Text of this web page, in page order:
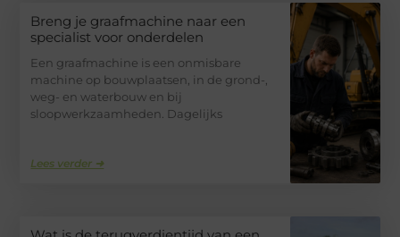
Breng je graafmachine naar een
specialist voor onderdelen
Een graafmachine is een onmisbare
machine op bouwplaatsen, in de grond-,
weg- en waterbouw en bij
sloopwerkzaamheden. Dagelijks
Lees verder ➜